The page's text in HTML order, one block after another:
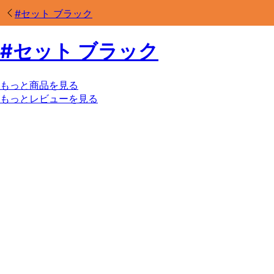
#セット ブラック
#セット ブラック
もっと商品を見る
もっとレビューを見る